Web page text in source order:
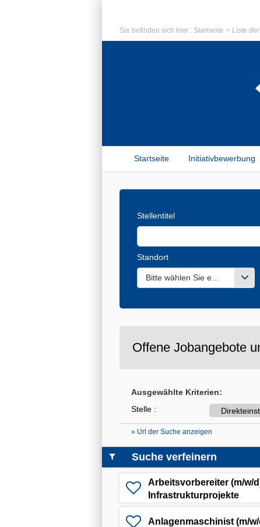
Sie befinden sich hier : Startseite Liste
Startseite Initiativbewerbung
Stellentitel
Standort
Bitte wählen Sie einen oder
Offene Jobangebote
Ausgewählte Kriterien:
Stelle :
» Url der Suche anzeigen
Arbeitsvorbereiter (m/w/
Infrastrukturprojekte
Anlagenmaschinist (m/
Suche verfeinern